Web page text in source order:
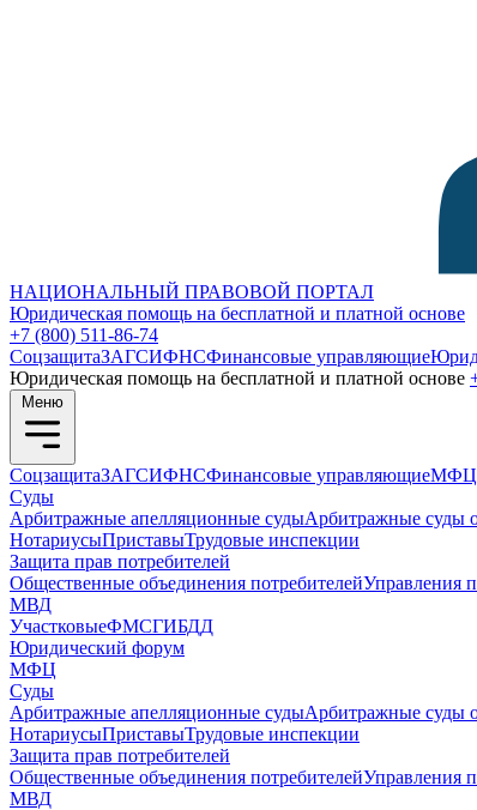
НАЦИОНАЛЬНЫЙ ПРАВОВОЙ ПОРТАЛ
Юридическая помощь на бесплатной и платной основе
+7 (800) 511-86-74
СоцзащитаЗАГСИФНСФинансовые управляющие
Юридическая помощь на бесплатной и платной основе
Меню
СоцзащитаЗАГСИФНСФинансовые управляющиеМФЦ
Суды
Арбитражные апелляционные судыАрбитражные суды
НотариусыПриставыТрудовые инспекции
Защита прав потребителей
Общественные объединения потребителейУправления
МВД
УчастковыеФМСГИБДД
Юридический форум
МФЦ
Суды
Арбитражные апелляционные судыАрбитражные суды
НотариусыПриставыТрудовые инспекции
Защита прав потребителей
Общественные объединения потребителейУправления
МВД